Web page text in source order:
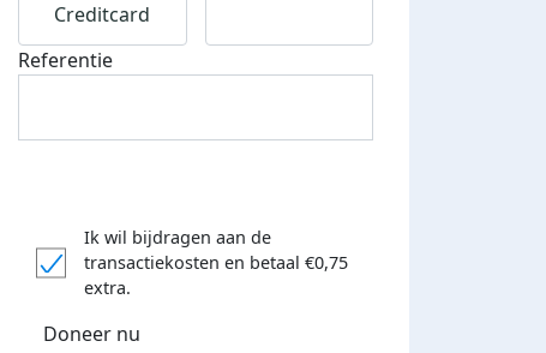
Donateurs bedankt
Creditcard
Referentie
Ik wil bijdragen aan de
transactiekosten en betaal €0,75
extra.
Doneer nu